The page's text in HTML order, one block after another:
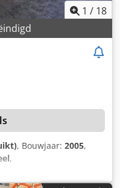
1 / 18
, Bouwjaar: 2005,
,
(max.):3.000 mm,